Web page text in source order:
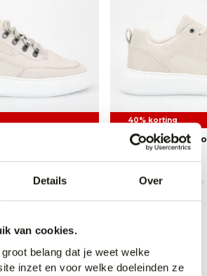
Details Over
van cookies.
belang dat je weet welke
inzet en voor welke doeleinden ze
Sneakers
40% korting
Cycleur de Luxe
149,95
ook